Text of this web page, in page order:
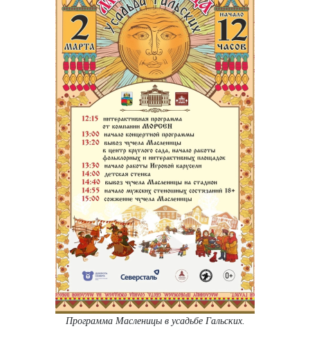
Программа Масленицы в усадьбе Гальских.